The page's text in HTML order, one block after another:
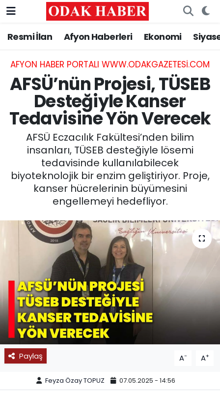
Resmi İlan Afyon Haberleri Ekonomi
AFYON HABER PORTALI WWW.ODAKGAZETESI.COM
AFSÜ’nün Projesi, TÜSEB
Desteğiyle Kanser
Tedavisine Yön Verecek
AFSÜ Eczacılık Fakültesi’nden bilim
insanları, TÜSEB desteğiyle lösemi
tedavisinde kullanılabilecek
biyoteknolojik bir enzim geliştiriyor. Proje,
kanser hücrelerinin büyümesini
engellemeyi hedefliyor.
Paylaş A- A+
Feyza Özay TOPUZ 07.05.2025 - 14:56
AFYONKARAHİSAR HABERLERİ
Resmi İlan
ASAYİŞ
GÜNCEL
SİYASET
EĞİTİM
MAGAZİN
SPOR
11:11 MANŞET
Nöbetçi Eczaneler
Hava Durumu
Trafik Durumu
Süper Lig Puan Durumu ve Fikstür
Tüm Manşetler
Son Dakika Haberleri
Haber Arşivi